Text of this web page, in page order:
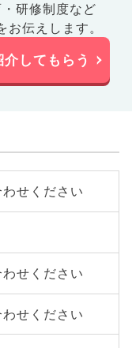
研修制度など
伝えします。
してもらう
せください
せください
せください